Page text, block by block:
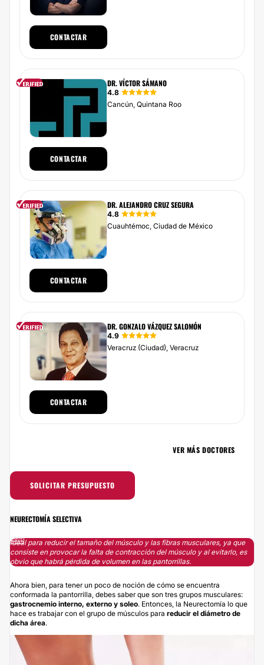
CONTACTAR
DR. VÍCTOR SÁMANO
4.8
Cancún, Quintana Roo
CONTACTAR
DR. ALEJANDRO CRUZ SEGURA
4.8
Cuauhtémoc, Ciudad de México
CONTACTAR
DR. GONZALO VÁZQUEZ SALOMÓN
4.9
Veracruz (Ciudad), Veracruz
CONTACTAR
VER MÁS DOCTORES
SOLICITAR PRESUPUESTO
NEURECTOMÍA SELECTIVA
Ideal para reducir el tamaño del músculo y las fibras musculares, ya que
consiste en provocar la falta de contracción del músculo y al evitarlo, es
obvio que habrá pérdida de volumen en las pantorrillas.
Ahora bien, para tener un poco de noción de cómo se encuentra
conformada la pantorrilla, debes saber que son tres grupos musculares:
gastrocnemio interno, externo y soleo. Entonces, la Neurectomía lo que
hace es trabajar con el grupo de músculos para reducir el diámetro de
dicha área.